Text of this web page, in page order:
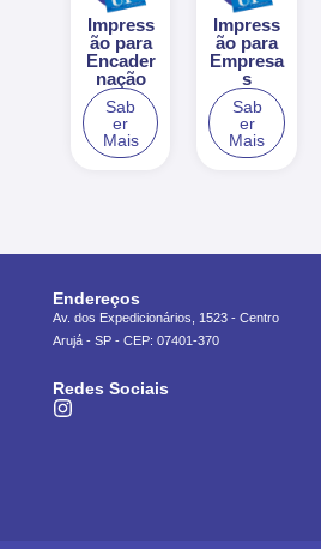
Impress
ão para
Encader
nação
Sab
er
Mais
Impress
ão para
Empresa
s
Sab
er
Mais
Endereços
Av. dos Expedicionários, 1523 - Centro
Arujá - SP - CEP: 07401-370
Redes Sociais